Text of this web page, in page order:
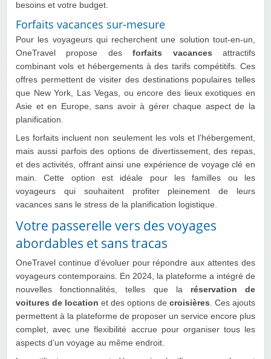
besoins et votre budget.
Forfaits vacances sur-mesure
Pour les voyageurs qui recherchent une solution tout-en-un,
OneTravel propose desforfaits vacances attractifs
combinant vols et hébergements à des tarifs compétitifs. Ces
offres permettent de visiter des destinations populaires telles
que New York, Las Vegas, ou encore des lieux exotiques en
Asie et en Europe, sans avoir à gérer chaque aspect de la
planification.
Les forfaits incluent non seulement les vols et l’hébergement,
mais aussi parfois des options de divertissement, des repas,
et des activités, offrant ainsi une expérience de voyage clé en
main. Cette option est idéale pour les familles ou les
voyageurs qui souhaitent profiter pleinement de leurs
vacances sans le stress de la planification logistique.
Votre passerelle vers des voyages
abordables et sans tracas
OneTravel continue d’évoluer pour répondre aux attentes des
voyageurs contemporains. En 2024, la plateforme a intégré de
nouvelles fonctionnalités, telles que la réservation de
voitures de location et des options de croisières. Ces ajouts
permettent à la plateforme de proposer un service encore plus
complet, avec une flexibilité accrue pour organiser tous les
aspects d’un voyage au même endroit.